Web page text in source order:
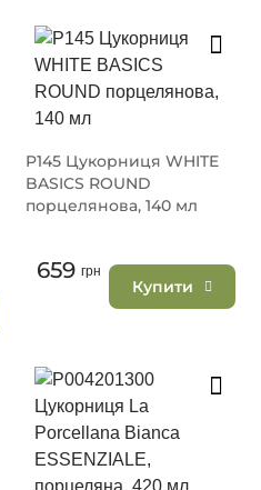
P145 Цукорниця WHITE
BASICS ROUND
порцелянова, 140 мл
659 грн
Купити